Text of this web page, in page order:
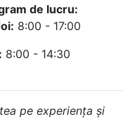
de lucru:
8:00 - 17:00
8:00 - 14:30
pe experiența și